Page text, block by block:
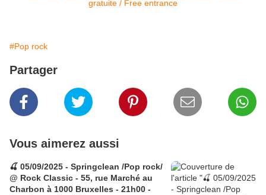
#Pop rock
Partager
Vous aimerez aussi
🍒 05/09/2025 - Springclean /Pop rock/
@ Rock Classic - 55, rue Marché au
Charbon à 1000 Bruxelles - 21h00 -